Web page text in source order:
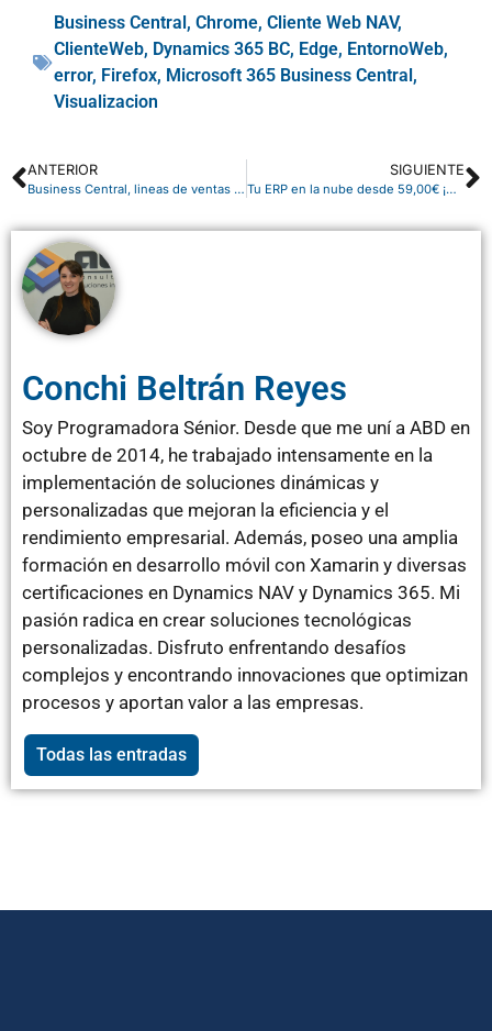
Business Central , Chrome, Cliente Web NAV,
ClienteWeb, Dynamics 365 BC, Edge, EntornoWeb,
error, Firefox, Microsoft 365 Business Central ,
Visualizacion
ANTERIOR
Business Central, lineas de ventas periódicas
SIGUIENTE
Tu ERP en la nube desde 59,00€ ¡Aprovecha estos precios únicos!
Conchi Beltrán Reyes
Soy Programadora Sénior. Desde que me uní a ABD en
octubre de 2014, he trabajado intensamente en la
implementación de soluciones dinámicas y
personalizadas que mejoran la eficiencia y el
rendimiento empresarial. Además, poseo una amplia
formación en desarrollo móvil con Xamarin y diversas
certificaciones en Dynamics NAV y Dynamics 365. Mi
pasión radica en crear soluciones tecnológicas
personalizadas. Disfruto enfrentando desafíos
complejos y encontrando innovaciones que optimizan
procesos y aportan valor a las empresas.
Todas las entradas